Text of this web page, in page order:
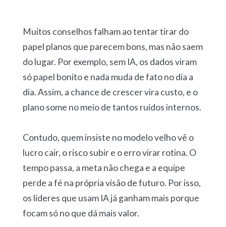
Muitos conselhos falham ao tentar tirar do
papel planos que parecem bons, mas não saem
do lugar. Por exemplo, sem IA, os dados viram
só papel bonito e nada muda de fato no dia a
dia. Assim, a chance de crescer vira custo, e o
plano some no meio de tantos ruídos internos.
Contudo, quem insiste no modelo velho vê o
lucro cair, o risco subir e o erro virar rotina. O
tempo passa, a meta não chega e a equipe
perde a fé na própria visão de futuro. Por isso,
os líderes que usam IA já ganham mais porque
focam só no que dá mais valor.